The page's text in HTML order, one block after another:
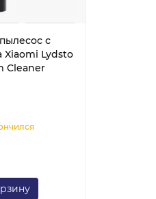
с
Xiaomi Lydsto
Cleaner